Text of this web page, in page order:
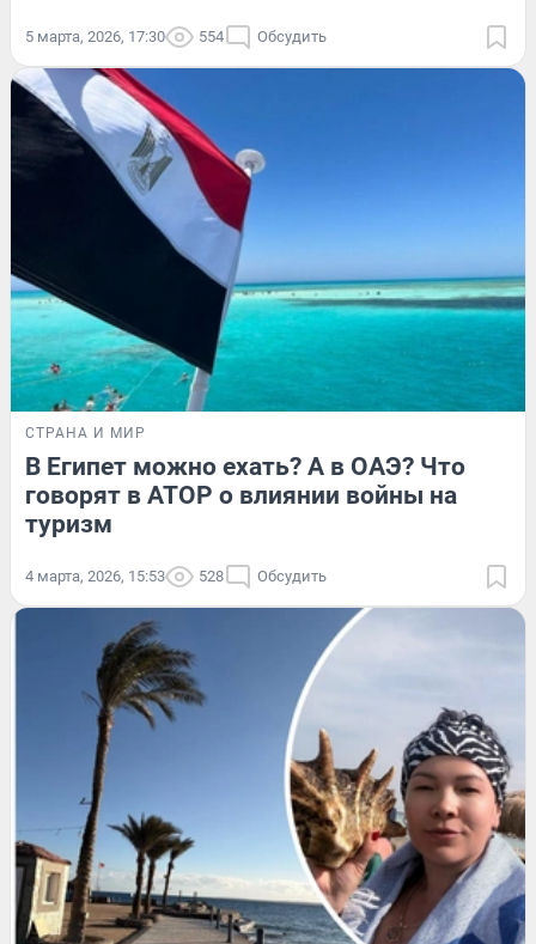
5 марта, 2026, 17:30 554 Обсудить
СТРАНА И МИР
В Египет можно ехать? А в ОАЭ? Что
говорят в АТОР о влиянии войны на
туризм
4 марта, 2026, 15:53 528 Обсудить